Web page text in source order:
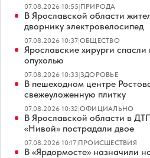
07.08.2026 10:55|ПРИРОДА
В Ярославской области
дворнику электровелосипед
07.08.2026 10:37|ОБЩЕСТВО
Ярославские хирурги
опухолью
07.08.2026 10:33|ЗДОРОВЬЕ
В пешеходном центре
свежеуложенную плитку
07.08.2026 10:32|ОФИЦИАЛЬНО
В Ярославской области в
«Нивой» пострадали двое
07.08.2026 10:17|ПРОИСШЕСТВИЯ
В «Ярдормосте» назначили